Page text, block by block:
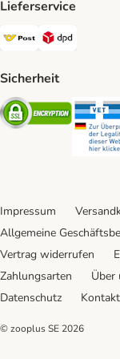
Lieferservice
Österreichische
Sicherheit
Security
Impressum
Allgemeine
Vertrag widerrufen
Zahlungsarten
Über
Datenschutz
Kontakt
© zooplus SE 2026